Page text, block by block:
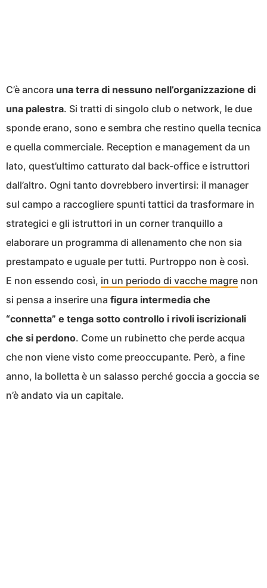
C’è ancora una terra di nessuno nell’organizzazione di
una palestra. Si tratti di singolo club o network, le due
sponde erano, sono e sembra che restino quella tecnica
e quella commerciale. Reception e management da un
lato, quest’ultimo catturato dal back-office e istruttori
dall’altro. Ogni tanto dovrebbero invertirsi: il manager
sul campo a raccogliere spunti tattici da trasformare in
strategici e gli istruttori in un corner tranquillo a
elaborare un programma di allenamento che non sia
prestampato e uguale per tutti. Purtroppo non è così.
E non essendo così, in un periodo di vacche magre non
si pensa a inserire una figura intermedia che
“connetta” e tenga sotto controllo i rivoli iscrizionali
che si perdono. Come un rubinetto che perde acqua
che non viene visto come preoccupante. Però, a fine
anno, la bolletta è un salasso perché goccia a goccia se
n’è andato via un capitale.